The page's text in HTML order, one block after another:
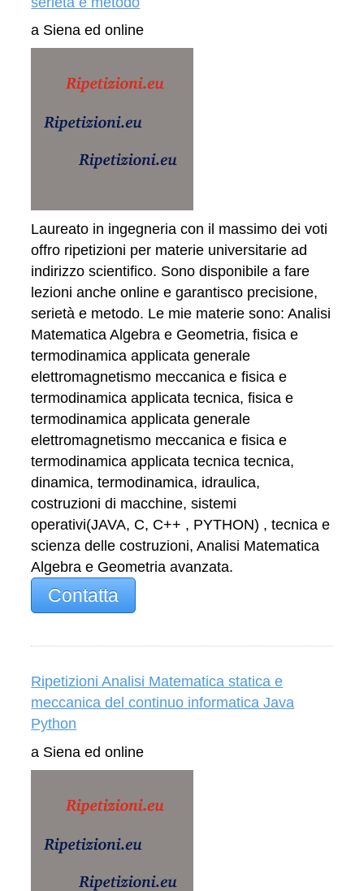
a Siena ed online
Laureato in ingegneria con il massimo dei voti
offro ripetizioni per materie universitarie ad
indirizzo scientifico. Sono disponibile a fare
lezioni anche online e garantisco precisione,
serietà e metodo. Le mie materie sono: Analisi
Matematica Algebra e Geometria, fisica e
termodinamica applicata generale
elettromagnetismo meccanica e fisica e
termodinamica applicata tecnica, fisica e
termodinamica applicata generale
elettromagnetismo meccanica e fisica e
termodinamica applicata tecnica tecnica,
dinamica, termodinamica, idraulica,
costruzioni di macchine, sistemi
operativi(JAVA, C, C++ , PYTHON) , tecnica e
scienza delle costruzioni, Analisi Matematica
Algebra e Geometria avanzata.
Contatta
Ripetizioni Analisi Matematica statica e
meccanica del continuo informatica Java
Python
a Siena ed online